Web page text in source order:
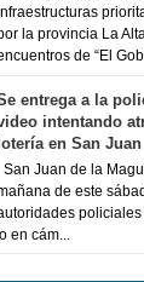
la provincia La
de “El
entrega a la
intentando
lotería en San Juan
San Juan de la
de este
policiales
en cám...